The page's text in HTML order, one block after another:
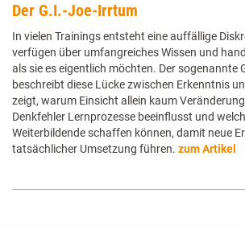
Der G.I.-Joe-Irrtum
In vielen Trainings entsteht eine auffällige
verfügen über umfangreiches Wissen und
als sie es eigentlich möchten. Der sogenannte
beschreibt diese Lücke zwischen Erkenntnis
zeigt, warum Einsicht allein kaum
Denkfehler Lernprozesse beeinflusst und
Weiterbildende schaffen können, damit neue
tatsächlicher Umsetzung führen. zum Artikel